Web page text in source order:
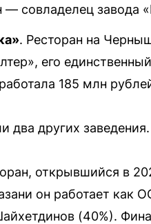
— совладелец завода
. Ресторан на
его
185 млн
два других заведения.
открывшийся в
он работает
(40%).